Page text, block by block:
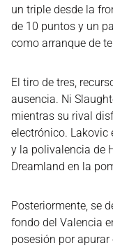
un triple desde la
de 10 puntos y un
como arranque de
El tiro de tres,
ausencia. Ni
mientras su rival
electrónico. Lakovic
y la polivalencia de
Dreamland en la
Posteriormente, se
fondo del Valencia
posesión por